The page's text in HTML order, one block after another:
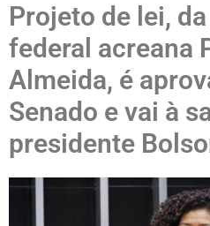
Projeto de lei,
federal acreana
Almeida, é
Senado e vai à
presidente